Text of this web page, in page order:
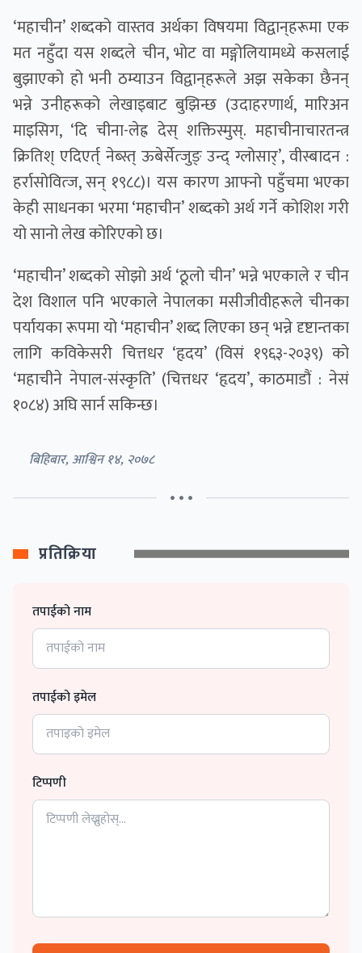
‘महाचीन’ शब्दको वास्तव अर्थका विषयमा विद्वान्‌हरूमा एक
मत नहुँदा यस शब्दले चीन, भोट वा मङ्गोलियामध्ये कसलाई
बुझाएको हो भनी ठम्याउन विद्वान्‌हरूले अझ सकेका छैनन्
भन्ने उनीहरूको लेखाइबाट बुझिन्छ (उदाहरणार्थ, मारिअन
माइसिग, ‘दि चीना-लेह्र देस् शक्तिस्मुस्. महाचीनाचारतन्त्र
क्रितिश् एदिएर्त् नेब्स्त् ऊबेर्सेत्जुङ् उन्द् ग्लोसार्’, वीस्बादन :
हर्रासोवित्ज, सन् १९८८)। यस कारण आफ्नो पहुँचमा भएका
केही साधनका भरमा ‘महाचीन’ शब्दको अर्थ गर्ने कोशिश गरी
यो सानो लेख कोरिएको छ।
‘महाचीन’ शब्दको सोझो अर्थ ‘ठूलो चीन’ भन्ने भएकाले र चीन
देश विशाल पनि भएकाले नेपालका मसीजीवीहरूले चीनका
पर्यायका रूपमा यो ‘महाचीन’ शब्द लिएका छन् भन्ने दृष्टान्तका
लागि कविकेसरी चित्तधर ‘हृदय’ (विसं १९६३-२०३९) को
‘महाचीने नेपाल-संस्कृति’ (चित्तधर ‘हृदय’, काठमाडौं : नेसं
१०८४) अघि सार्न सकिन्छ।
बिहिबार, आश्विन १४, २०७८
• • •
प्रतिक्रिया
तपाईको नाम
तपाईको इमेल
टिप्पणी